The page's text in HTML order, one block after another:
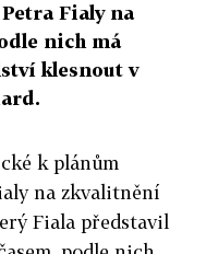
Fialy na
nich má
klesnout v
k plánům
na zkvalitnění
Fiala představil